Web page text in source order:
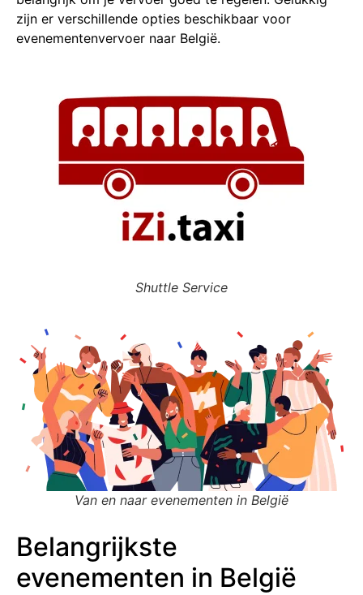
zijn er verschillende opties beschikbaar voor
evenementenvervoer naar België.
Shuttle Service
Van en naar evenementen in België
Belangrijkste
evenementen in België